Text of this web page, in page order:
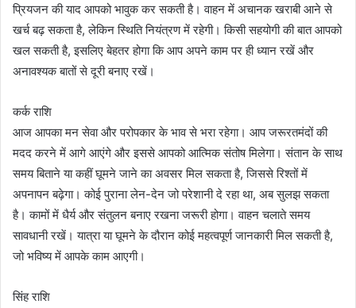
प्रियजन की याद आपको भावुक कर सकती है। वाहन में अचानक खराबी आने से
खर्च बढ़ सकता है, लेकिन स्थिति नियंत्रण में रहेगी। किसी सहयोगी की बात आपको
खल सकती है, इसलिए बेहतर होगा कि आप अपने काम पर ही ध्यान रखें और
अनावश्यक बातों से दूरी बनाए रखें।
कर्क राशि
आज आपका मन सेवा और परोपकार के भाव से भरा रहेगा। आप जरूरतमंदों की
मदद करने में आगे आएंगे और इससे आपको आत्मिक संतोष मिलेगा। संतान के साथ
समय बिताने या कहीं घूमने जाने का अवसर मिल सकता है, जिससे रिश्तों में
अपनापन बढ़ेगा। कोई पुराना लेन-देन जो परेशानी दे रहा था, अब सुलझ सकता
है। कामों में धैर्य और संतुलन बनाए रखना जरूरी होगा। वाहन चलाते समय
सावधानी रखें। यात्रा या घूमने के दौरान कोई महत्वपूर्ण जानकारी मिल सकती है,
जो भविष्य में आपके काम आएगी।
सिंह राशि